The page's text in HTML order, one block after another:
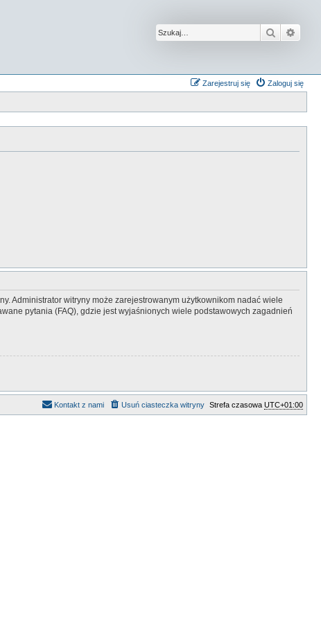
Szukaj
Zaloguj się
Zarejestruj się
Administrator witryny może zarejestrowanym użytkownikom nadać wiele
pytania (FAQ), gdzie jest wyjaśnionych wiele podstawowych zagadnień
Strefa czasowa UTC+01:00
Usuń ciasteczka witryny
Kontakt z nami